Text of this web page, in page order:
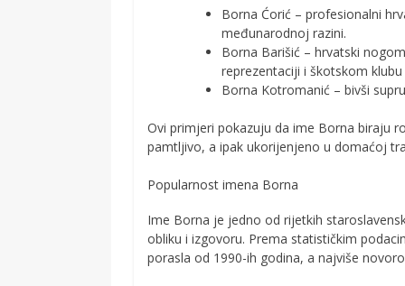
Borna Ćorić – profesionalni
međunarodnoj razini.
Borna Barišić – hrvatski
reprezentaciji i škotskom klubu
Borna Kotromanić – bivši
Ovi primjeri pokazuju da ime Borna biraju
pamtljivo, a ipak ukorijenjeno u domaćoj
Popularnost imena Borna
Ime Borna je jedno od rijetkih
obliku i izgovoru. Prema statističkim
porasla od 1990-ih godina, a najviše